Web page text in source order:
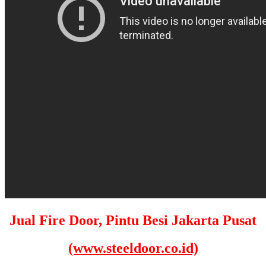
Jual Fire Door, Pintu Besi Jakarta Pusat
(www.steeldoor.co.id)